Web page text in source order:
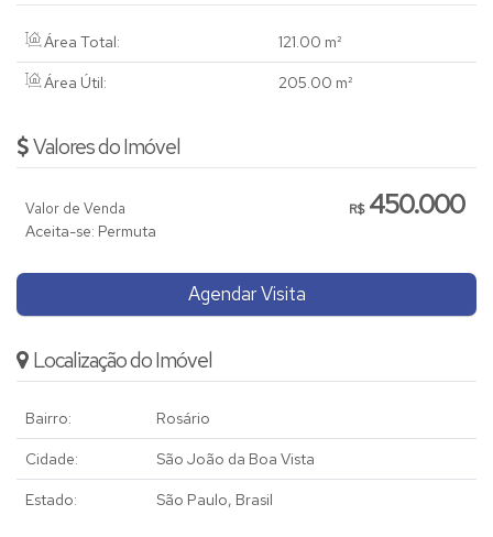
Área Total: 121.00 m²
Área Útil: 205.00 m²
Valores do Imóvel
R$450.000
Valor de Venda
Aceita-se: Permuta
Agendar Visita
Localização do Imóvel
Bairro: Rosário
Cidade: São João da Boa Vista
Estado: São Paulo, Brasil